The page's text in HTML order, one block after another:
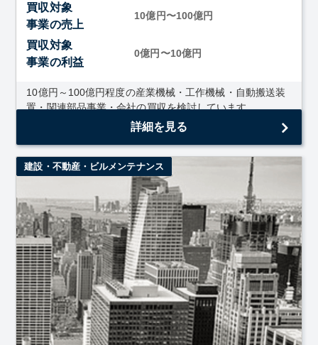
買収対象
事業の売上
10億円〜100億円
買収対象
事業の利益
0億円〜10億円
10億円～100億円程度の産業機械・工作機械・自動搬送装
置・関連部品事業・会社の買収を検討しています。
詳細を見る
建設・不動産・ビルメンテナンス